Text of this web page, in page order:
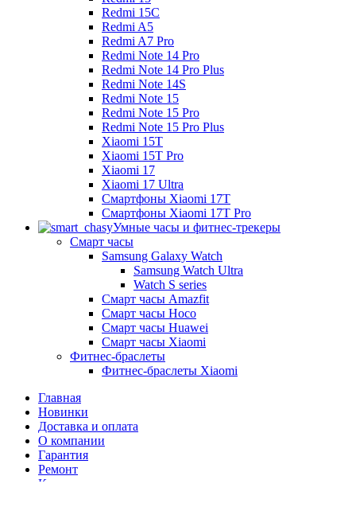
Redmi 15C
Redmi A5
Redmi A7 Pro
Redmi Note 14 Pro
Redmi Note 14 Pro Plus
Redmi Note 14S
Redmi Note 15
Redmi Note 15 Pro
Redmi Note 15 Pro Plus
Xiaomi 15T
Xiaomi 15T Pro
Xiaomi 17
Xiaomi 17 Ultra
Смартфоны Xiaomi 17Т
Смартфоны Xiaomi 17Т Pro
Умные часы и фитнес-трекеры
Смарт часы
Samsung Galaxy Watch
Samsung Watch Ultra
Watch S series
Смарт часы Amazfit
Смарт часы Hoco
Смарт часы Huawei
Смарт часы Xiaomi
Фитнес-браслеты
Фитнес-браслеты Xiaomi
Главная
Новинки
Доставка и оплата
О компании
Гарантия
Ремонт
Контакты